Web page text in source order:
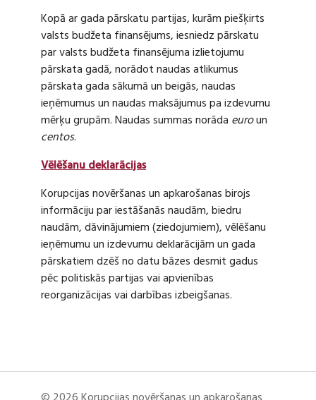
Kopā ar gada pārskatu partijas, kurām piešķirts
valsts budžeta finansējums, iesniedz pārskatu
par valsts budžeta finansējuma izlietojumu
pārskata gadā, norādot naudas atlikumus
pārskata gada sākumā un beigās, naudas
ieņēmumus un naudas maksājumus pa izdevumu
mērķu grupām. Naudas summas norāda euroun
centos.
Vēlēšanu deklarācijas
Korupcijas novēršanas un apkarošanas birojs
informāciju par iestāšanās naudām, biedru
naudām, dāvinājumiem (ziedojumiem), vēlēšanu
ieņēmumu un izdevumu deklarācijām un gada
pārskatiem dzēš no datu bāzes desmit gadus
pēc politiskās partijas vai apvienības
reorganizācijas vai darbības izbeigšanas.